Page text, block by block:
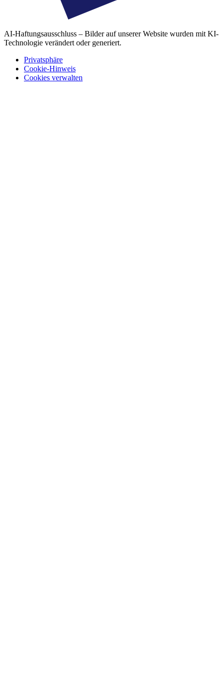
AI-Haftungsausschluss – Bilder auf unserer Website wurden mit KI-
Technologie verändert oder generiert.
Privatsphäre
Cookie-Hinweis
Cookies verwalten